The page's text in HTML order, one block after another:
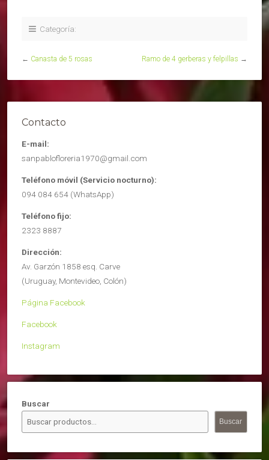
Categoría:
← Canasta de 5 rosas Ramo de 4 gerberas y felpillas →
Contacto
E-mail:
sanpablofloreria1970@gmail.com
Teléfono móvil (Servicio nocturno):
094 084 654 (WhatsApp)
Teléfono fijo:
2323 8887
Dirección:
Av. Garzón 1858 esq. Carve
(Uruguay, Montevideo, Colón)
Página Facebook
Facebook
Instagram
Buscar
Buscar